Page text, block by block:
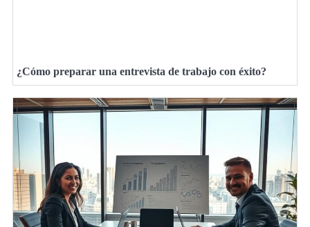
¿Cómo preparar una entrevista de trabajo con éxito?